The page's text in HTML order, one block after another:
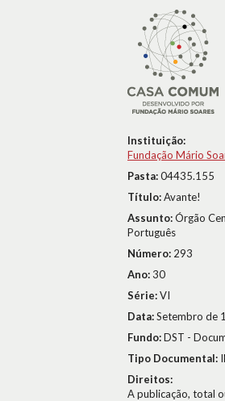
Instituição:
Fundação Mário
Pasta:04435.155
Título:Avante!
Assunto:Órgão
Português
Número: 293
Ano:30
Série:VI
Data:Setembro de
Fundo:DST -
Tipo Documental:
Direitos:
A publicação, total